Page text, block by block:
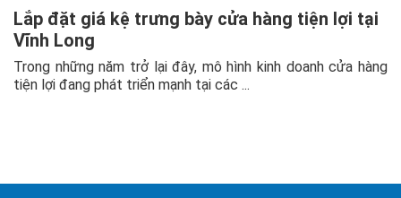
Lắp đặt giá kệ trưng bày cửa hàng tiện lợi tại
Vĩnh Long
Trong những năm trở lại đây, mô hình kinh doanh cửa hàng
tiện lợi đang phát triển mạnh tại các ...